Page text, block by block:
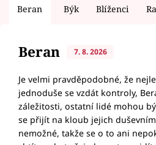
Beran Býk Blíženci
Beran 7. 8. 2026
Je velmi pravděpodobné, že
jednoduše se vzdát kontroly,
záležitosti, ostatní lidé mohou
se přijít na kloub jejich
nemožné, takže se o to ani